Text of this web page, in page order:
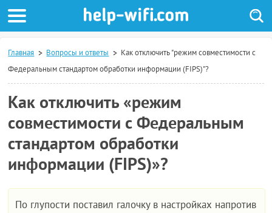
Главная Вопросы и ответы
Как отключить "режим совместимости с
Федеральным стандартом обработки информации (FIPS)"?
Как отключить «режим
совместимости с Федеральным
стандартом обработки
информации (FIPS)»?
По глупости поставил галочку в настройках напротив